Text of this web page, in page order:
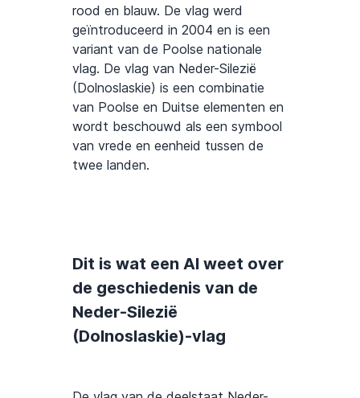
rood en blauw. De vlag werd
geïntroduceerd in 2004 en is een
variant van de Poolse nationale
vlag. De vlag van Neder-Silezië
(Dolnoslaskie) is een combinatie
van Poolse en Duitse elementen en
wordt beschouwd als een symbool
van vrede en eenheid tussen de
twee landen.
Dit is wat een AI weet over
de geschiedenis van de
Neder-Silezië
(Dolnoslaskie)-vlag